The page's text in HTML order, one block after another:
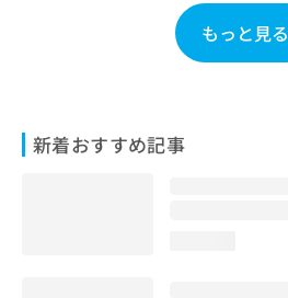
もっと見る
新着おすすめ記事
は